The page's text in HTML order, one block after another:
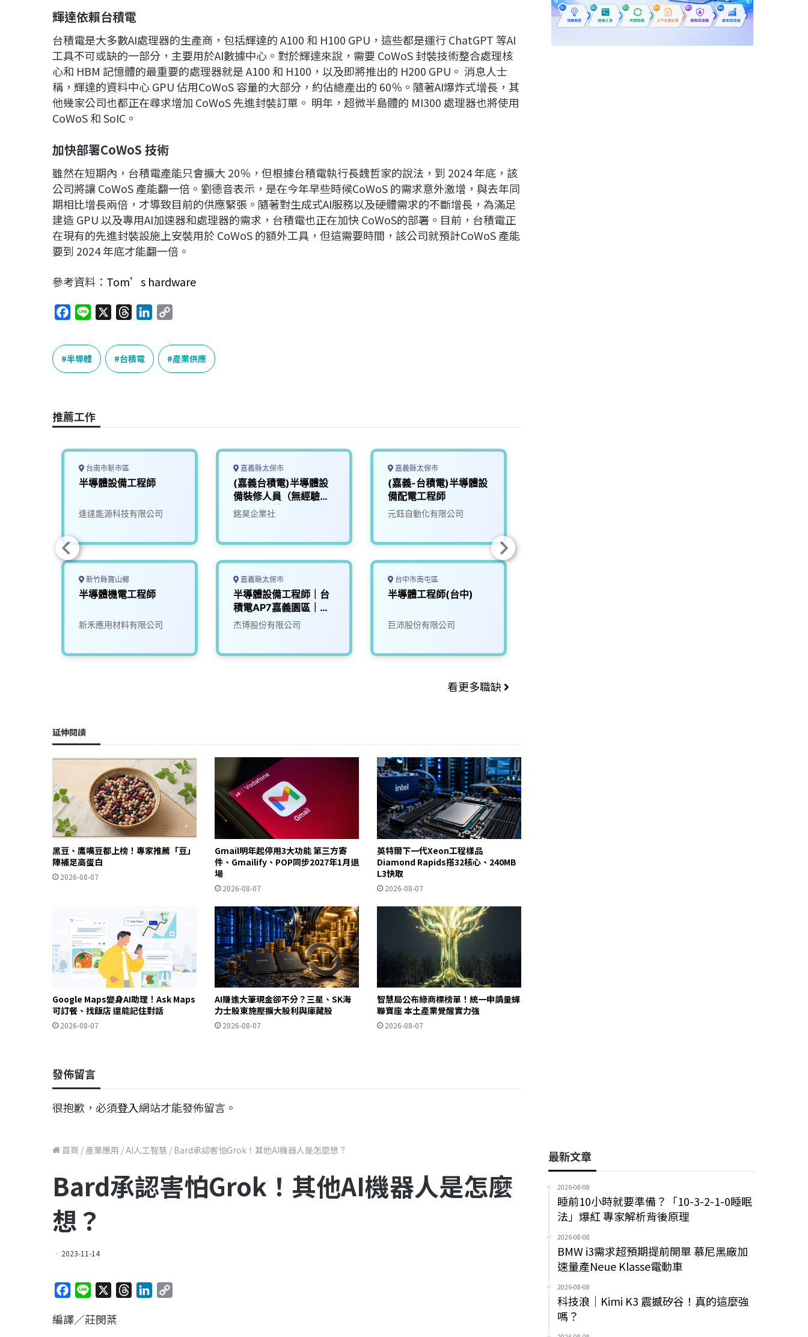
輝達依賴台積電
台積電是大多數AI處理器的生產商，包括輝達的 A100 和 H100 GPU，這些都是運行 ChatGPT 等AI
工具不可或缺的一部分，主要用於AI數據中心。對於輝達來說，需要 CoWoS 封裝技術整合處理核
心和 HBM 記憶體的最重要的處理器就是 A100 和 H100，以及即將推出的 H200 GPU。 消息人士
稱，輝達的資料中心 GPU 佔用CoWoS 容量的大部分，約佔總產出的 60％。隨著AI爆炸式增長，其
他幾家公司也都正在尋求增加 CoWoS 先進封裝訂單。 明年，超微半島體的 MI300 處理器也將使用
CoWoS 和 SoIC。
加快部署CoWoS 技術
雖然在短期內，台積電產能只會擴大 20％，但根據台積電執行長魏哲家的說法，到 2024 年底，該
公司將讓 CoWoS 產能翻一倍。劉德音表示，是在今年早些時候CoWoS 的需求意外激增，與去年同
期相比增長兩倍，才導致目前的供應緊張。隨著對生成式AI服務以及硬體需求的不斷增長，為滿足
建造 GPU 以及專用AI加速器和處理器的需求，台積電也正在加快 CoWoS的部署。目前，台積電正
在現有的先進封裝設施上安裝用於 CoWoS 的額外工具，但這需要時間，該公司就預計CoWoS 產能
要到 2024 年底才能翻一倍。
參考資料： Tom’s hardware
c
e
b
k
n
e
r
e
a
k
p
y
L
半導體 台積電 產業供應
推薦工作
台南市新市區
半導體設備工程師
逢達能源科技有限公司
新竹縣寶山鄉
半導體機電工程師
新禾應用材料有限公司
嘉義縣太保市
(嘉義台積電)半導體設
備裝修人員（無經驗
可）（月薪）
銘昊企業社
嘉義縣太保市
半導體設備工程師｜台
積電AP7嘉義園區｜
36K–50K
杰博股份有限公司
嘉義縣太保市
(嘉義-台積電)半導體設
備配電工程師
元鈺自動化有限公司
台中市南屯區
半導體工程師(台中)
巨沛股份有限公司
看更多職缺
延伸閱讀
黑豆、鷹嘴豆都上榜！專家推薦「豆」
陣補足高蛋白
2026-08-07
Gmail明年起停用3大功能 第三方寄
件、Gmailify、POP同步2027年1月退
場
2026-08-07
英特爾下一代Xeon工程樣品
Diamond Rapids搭32核心、240MB
L3快取
2026-08-07
Google Maps變身AI助理！Ask Maps
可訂餐、找飯店 還能記住對話
2026-08-07
AI賺進大筆現金卻不分？三星、SK海
力士股東施壓擴大股利與庫藏股
2026-08-07
智慧局公布綠商標榜單！統一申請量蟬
聯寶座 本土產業覺醒實力強
2026-08-07
發佈留言
很抱歉，必須登入網站才能發佈留言。